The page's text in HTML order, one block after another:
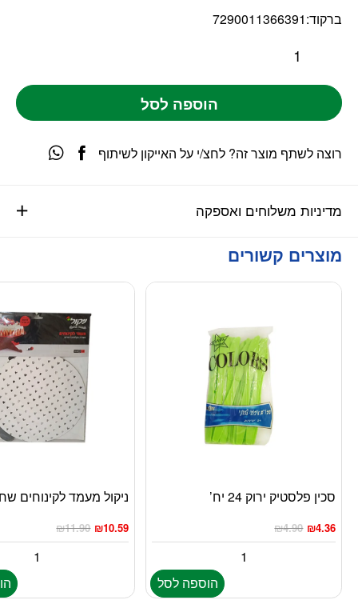
ברקוד:7290011366391
הוספה לסל
מדיניות משלוחים ואספקה
רוצה לשתף מוצר זה? לחצ/י על האייקון לשיתוף
מוצרים קשורים
סכין פלסטיק ירוק 24 יח’
₪4.90 ₪4.36
הוספה לסל
ניקול מעמד לקינוחים
₪11.90 ₪10.59